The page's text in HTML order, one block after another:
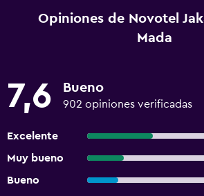
Opiniones de Novotel
Mada
7,6 Bueno
902 opiniones verificadas
Excelente
Muy bueno
Bueno